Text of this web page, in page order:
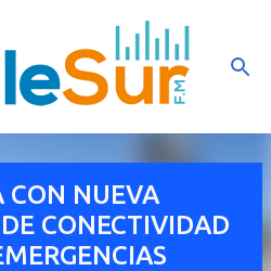
principal
CON NUEVA
CONECTIVIDAD